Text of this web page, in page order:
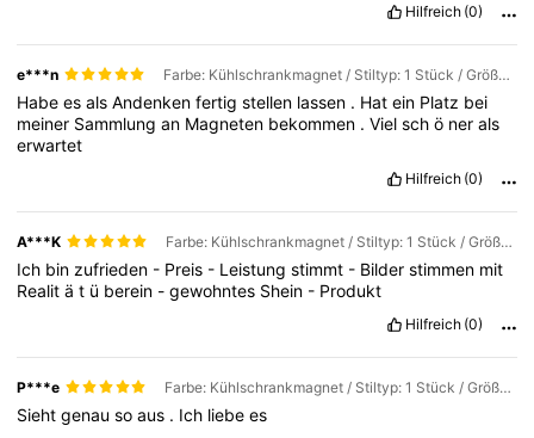
tooooooooooooooooooop
toooooooooooooooooooptooooooooooooooooooop
tooooooooooooooooooop
tooooooooooooooooooop
Hilfreich (0)
e***n Farbe: Kühlschrankmagnet / Stiltyp: 1 Stück / Größe: 5,5 * 7,5 cm Rechteck
HabeesalsAndenkenfertigstellen lassen . Hatein Platz bei
meiner Sammlungan Magneten bekommen .Vielschö nerals
erwartet
Hilfreich (0)
A***K Farbe: Kühlschrankmagnet / Stiltyp: 1 Stück / Größe: 5,5 * 7,5 cm Rechteck
Ich bin zufrieden - Preis - Leistungstimmt - Bilderstimmen mit
Realität ü berein -gewohntes Shein - Produkt
Hilfreich (0)
P***e Farbe: Kühlschrankmagnet / Stiltyp: 1 Stück / Größe: 6*6cm Herz
Siehtgenausoaus . Ich liebees